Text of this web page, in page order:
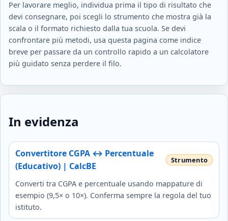
Per lavorare meglio, individua prima il tipo di risultato che
devi consegnare, poi scegli lo strumento che mostra già la
scala o il formato richiesto dalla tua scuola. Se devi
confrontare più metodi, usa questa pagina come indice
breve per passare da un controllo rapido a un calcolatore
più guidato senza perdere il filo.
In evidenza
Convertitore CGPA ↔ Percentuale
(Educativo) | CalcBE
Converti tra CGPA e percentuale usando mappature di
esempio (9,5× o 10×). Conferma sempre la regola del tuo
istituto.